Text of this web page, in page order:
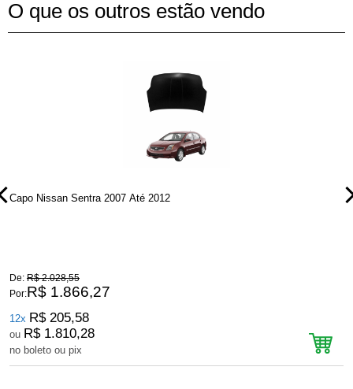
O que os outros estão vendo
Capo Nissan Sentra 2007 Até 2012
De: R$ 2.028,55
Por:R$ 1.866,27
12x R$ 205,58
ou R$ 1.810,28
no boleto ou pix